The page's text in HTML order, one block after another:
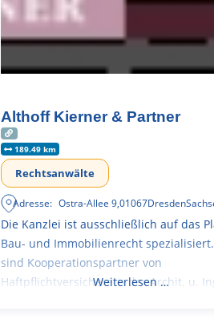
Althoff Kierner & Partner
189.49 km
Rechtsanwälte
Adresse: Ostra-Allee 9,01067Dresden
Die Kanzlei ist ausschließlich auf das
Bau- und Immobilienrecht
sind Kooperationspartner von
Haftpflichtversicherern der Archit. u.
Weiterlesen …